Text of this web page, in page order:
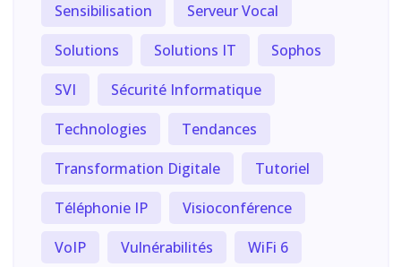
Sensibilisation
Serveur Vocal
Solutions
Solutions IT
Sophos
SVI
Sécurité Informatique
Technologies
Tendances
Transformation Digitale
Tutoriel
Téléphonie IP
Visioconférence
VoIP
Vulnérabilités
WiFi 6